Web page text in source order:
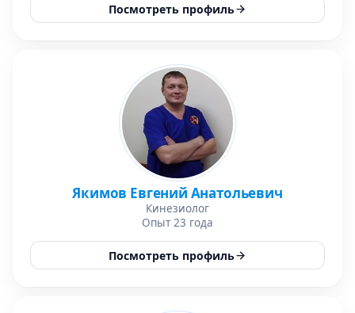
Посмотреть профиль
Якимов Евгений Анатольевич
Кинезиолог
Опыт 23 года
Посмотреть профиль